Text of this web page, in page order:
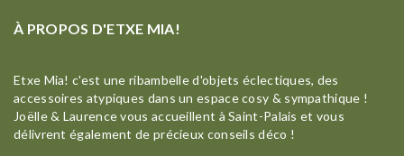
À PROPOS D'ETXE MIA!
Etxe Mia! c'est une ribambelle d'objets éclectiques, des
accessoires atypiques dans un espace cosy & sympathique !
Joëlle & Laurence vous accueillent à Saint-Palais et vous
délivrent également de précieux conseils déco !